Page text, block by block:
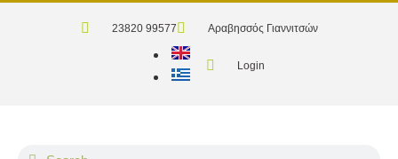
23820 99577 Αραβησσός Γιαννιτσών
Login